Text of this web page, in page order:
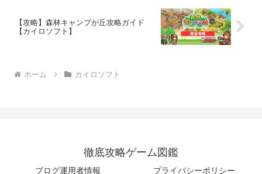
【攻略】森林キャンプが丘攻略ガイド
【カイロソフト】
ホーム カイロソフト
徹底攻略ゲーム図鑑
ブログ運用者情報 プライバシーポリシー